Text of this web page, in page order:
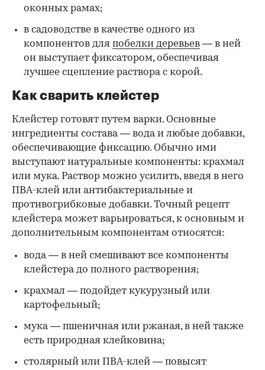
оконных рамах;
в садоводстве в качестве одного из
компонентов для побелки деревьев — в ней
он выступает фиксатором, обеспечивая
лучшее сцепление раствора с корой.
Как сварить клейстер
Клейстер готовят путем варки. Основные
ингредиенты состава — вода и любые добавки,
обеспечивающие фиксацию. Обычно ими
выступают натуральные компоненты: крахмал
или мука. Раствор можно усилить, введя в него
ПВА-клей или антибактериальные и
противогрибковые добавки. Точный рецепт
клейстера может варьироваться, к основным и
дополнительным компонентам относятся:
вода — в ней смешивают все компоненты
клейстера до полного растворения;
крахмал — подойдет кукурузный или
картофельный;
мука — пшеничная или ржаная, в ней также
есть природная клейковина;
столярный или ПВА-клей — повысят